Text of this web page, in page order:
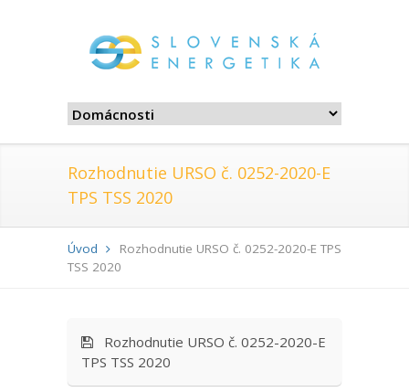
Rozhodnutie URSO č. 0252-2020-E
TPS TSS 2020
Úvod
Rozhodnutie URSO č. 0252-2020-E TPS
TSS 2020
Rozhodnutie URSO č. 0252-2020-E
TPS TSS 2020